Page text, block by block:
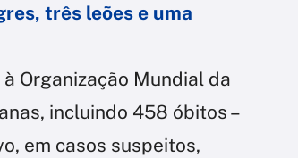
três leões e uma
Organização Mundial da
incluindo 458 óbitos –
em casos suspeitos,